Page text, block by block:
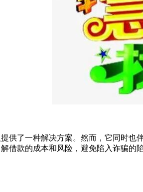
供了一种解决方案。然而，它同时
借款的成本和风险，避免陷入诈骗的